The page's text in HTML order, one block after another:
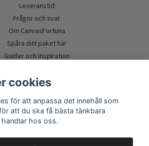
Leveranstid
Frågor och svar
Om CanvasFortuna
Spåra ditt paket här
Guider och inspiration
cookies
för att anpassa det innehåll som
att du ska få bästa tänkbara
hos oss.